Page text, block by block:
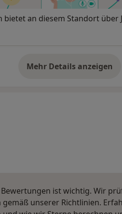
bietet an diesem Standort über
Mehr Details anzeigen
über die
Bewertungen ist wichtig. Wir
unserer Richtlinien.